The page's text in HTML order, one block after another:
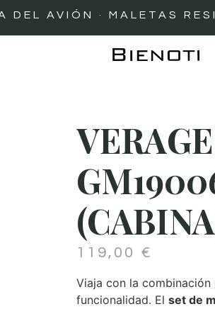
· MALETAS
119,00 €
Viaja con la
funcionalidad. El set de